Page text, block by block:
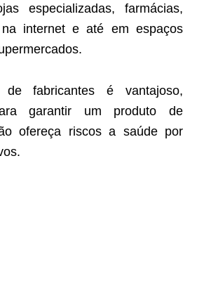
especializadas, farmácias,
internet e até em espaços
de fabricantes é vantajoso,
garantir um produto de
ofereça riscos a saúde por